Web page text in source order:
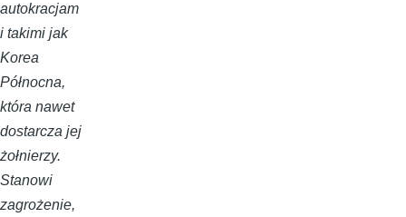
autokracjam
i takimi jak
Korea
Północna,
która nawet
dostarcza jej
żołnierzy.
Stanowi
zagrożenie,